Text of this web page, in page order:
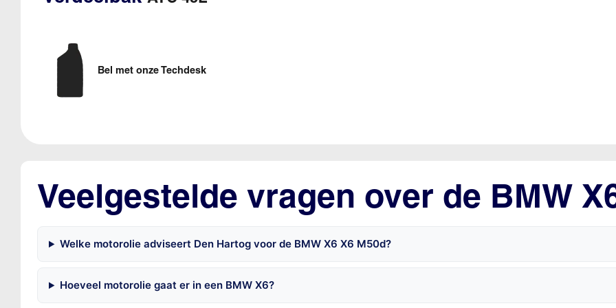
Bel met onze Techdesk
Veelgestelde vragen over de BMW
Welke motorolie adviseert Den Hartog voor de BMW X6 X6 M50d?
Hoeveel motorolie gaat er in een BMW X6?